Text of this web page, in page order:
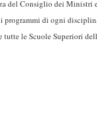
del Consiglio dei Ministri
di ogni
tutte le Scuole Superiori